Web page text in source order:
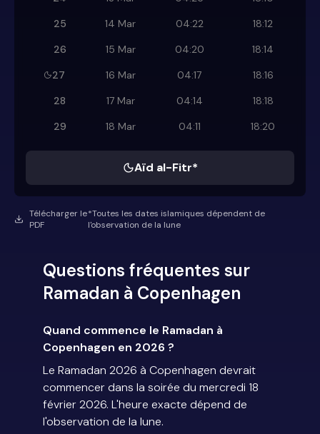
25
14 Mar 04:22
18:12
26
15 Mar 04:20
18:14
27
16 Mar 04:17
18:16
28
17 Mar 04:14
18:18
29
18 Mar 04:11 18:20
Aïd al-Fitr*
Télécharger le
PDF
*Toutes les dates islamiques dépendent de
l'observation de la lune
Questions fréquentes sur
Ramadan à Copenhagen
Quand commence le Ramadan à
Copenhagen en 2026 ?
Le Ramadan 2026 à Copenhagen devrait
commencer dans la soirée du mercredi 18
février 2026. L'heure exacte dépend de
l'observation de la lune.